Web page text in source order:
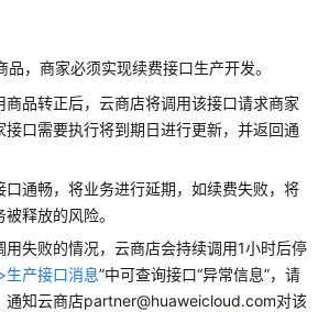
，商家必须实现续费接口生产开发。
商品转正后，云商店将调用该接口请求商家
接口需要执行将到期日进行更新，并返回通
口通畅，将业务进行延期，如续费失败，将
释放的风险。
用失败的情况，云商店会持续调用1小时后停
生产接口消息”中可查询接口“异常信息”，请
通知云商店partner@huaweicloud.com对该